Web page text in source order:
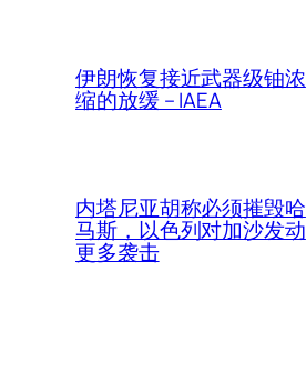
伊朗恢复接近武器级铀浓
缩的放缓 – IAEA
内塔尼亚胡称必须摧毁哈
马斯，以色列对加沙发动
更多袭击